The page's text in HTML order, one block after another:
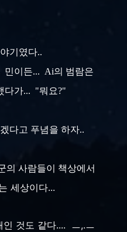
기였다..
민이든... Ai의 범람은
다가... "뭐요?"
다고 푸념을 하자..
의 사람들이 책상에서
세상이다...
것도 같다.... ㅡ,.ㅡ